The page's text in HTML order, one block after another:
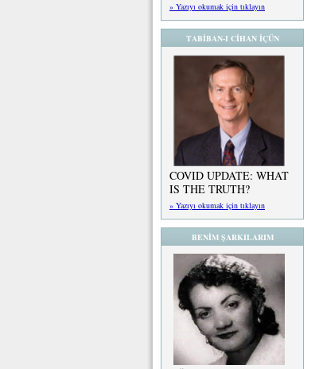
» Yazıyı okumak için tıklayın
TABİBAN-I CİHAN İÇÜN
COVID UPDATE: WHAT
IS THE TRUTH?
» Yazıyı okumak için tıklayın
BENİM ŞARKILARIM